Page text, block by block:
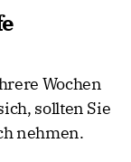
Wochen
sollten Sie
nehmen.